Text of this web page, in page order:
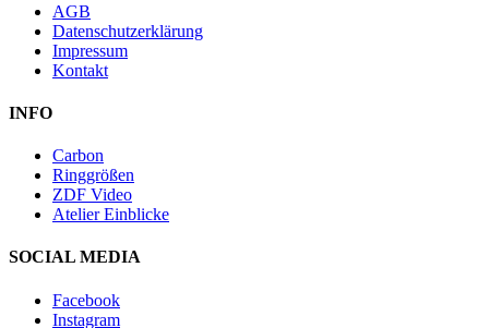
AGB
Datenschutzerklärung
Impressum
Kontakt
INFO
Carbon
Ringgrößen
ZDF Video
Atelier Einblicke
SOCIAL MEDIA
Facebook
Instagram